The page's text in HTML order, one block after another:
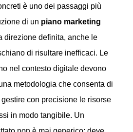
è uno dei passaggi più
di un piano marketing
direzione definita, anche le
di risultare inefficaci. Le
nel contesto digitale devono
metodologia che consenta di
con precisione le risorse
in modo tangibile. Un